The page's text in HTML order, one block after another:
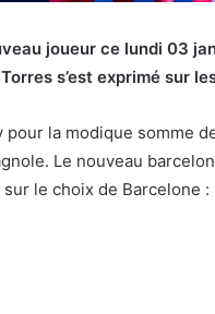
joueur ce lundi 03
s’est exprimé sur
la modique somme
Le nouveau
sur le choix de Barcelone :